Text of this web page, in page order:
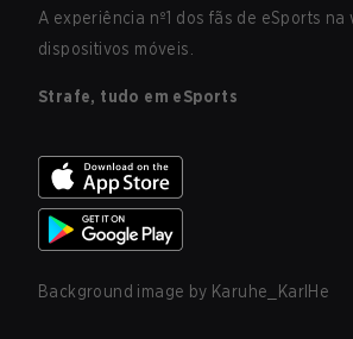
A experiência nº1 dos fãs de eSports na
dispositivos móveis.
Strafe, tudo em eSports
Background image by Karuhe_KarlHe